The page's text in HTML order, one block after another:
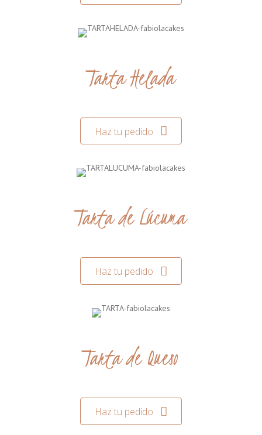
Tarta Helada
Haz tu pedido
Tarta de Lúcuma
Haz tu pedido
Tarta de Queso
Haz tu pedido